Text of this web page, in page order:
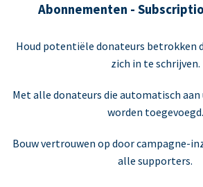
Abonnementen -
Houd potentiële donateurs betrokken
zich in te schrijven.
Met alle donateurs die automatisch
worden toegevoegd.
Bouw vertrouwen op door campagne-
alle supporters.